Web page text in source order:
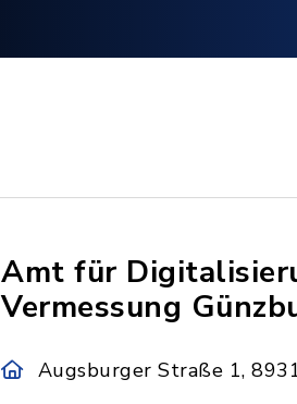
Amt für
Vermessung
Augsburger Straße 1,